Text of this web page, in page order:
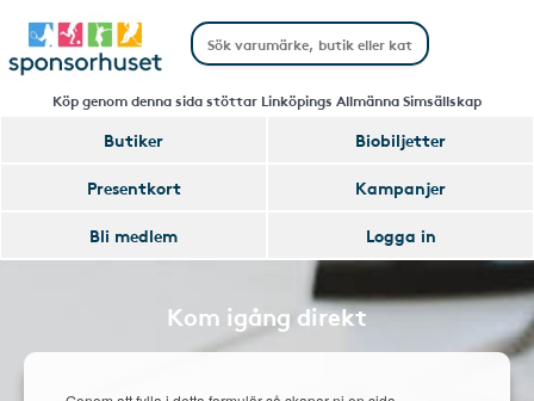
Köp genom denna sida stöttar Linköpings Allmänna Simsällskap
Butiker
Biobiljetter
Presentkort
Kampanjer
Bli medlem
Logga in
Kom igång direkt